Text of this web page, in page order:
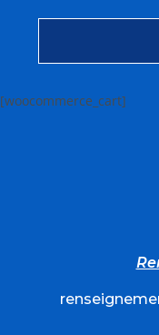
[woocommerce_cart]